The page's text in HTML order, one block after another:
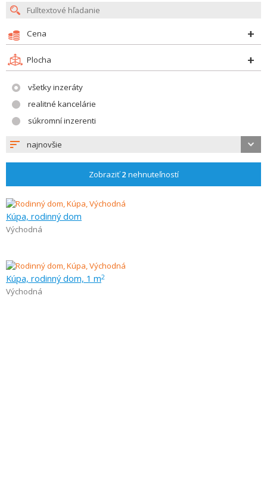
Cena
Plocha
všetky inzeráty
realitné kancelárie
súkromní inzerenti
najnovšie
Zobraziť2 nehnuteľností
Kúpa, rodinný dom
Východná
Kúpa, rodinný dom, 1 m2
Východná